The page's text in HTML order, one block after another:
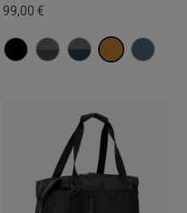
99,00 €